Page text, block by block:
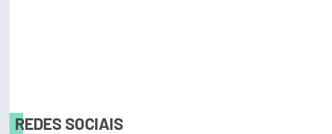
REDES SOCIAIS